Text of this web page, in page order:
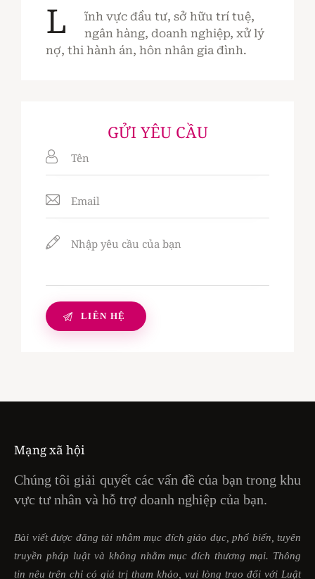
L
ĩnh vực đầu tư, sở hữu trí tuệ,
ngân hàng, doanh nghiệp, xử lý
nợ, thi hành án, hôn nhân gia đình.
GỬI YÊU CẦU
Mạng xã hội
Chúng tôi giải quyết các vấn đề của bạn trong khu
vực tư nhân và hỗ trợ doanh nghiệp của bạn.
Bài viết được đăng tải nhằm mục đích giáo dục, phổ biến, tuyên
truyền pháp luật và không nhằm mục đích thương mại. Thông
tin nêu trên chỉ có giá trị tham khảo, vui lòng trao đổi với Luật